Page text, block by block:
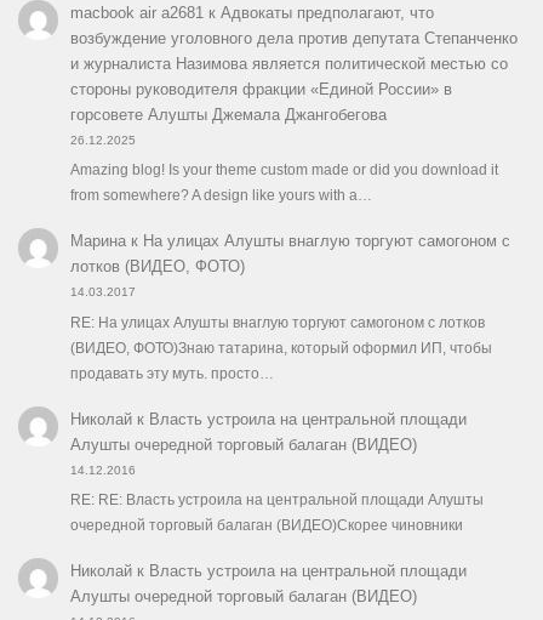
macbook air a2681к Адвокаты предполагают, что
возбуждение уголовного дела против депутата Степанченко
и журналиста Назимова является политической местью со
стороны руководителя фракции «Единой России» в
горсовете Алушты Джемала Джангобегова
26.12.2025
Amazing blog! Is your theme custom made or did you download it
from somewhere? A design like yours with a…
Маринак На улицах Алушты внаглую торгуют самогоном с
лотков (ВИДЕО, ФОТО)
14.03.2017
RE: На улицах Алушты внаглую торгуют самогоном с лотков
(ВИДЕО, ФОТО)Знаю татарина, который оформил ИП, чтобы
продавать эту муть. просто…
Николайк Власть устроила на центральной площади
Алушты очередной торговый балаган (ВИДЕО)
14.12.2016
RE: RE: Власть устроила на центральной площади Алушты
очередной торговый балаган (ВИДЕО)Скорее чиновники
Николайк Власть устроила на центральной площади
Алушты очередной торговый балаган (ВИДЕО)